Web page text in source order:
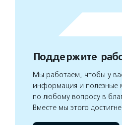
Поддержите
Мы работаем, чтобы у
информация и полезные
по любому вопросу в
Вместе мы этого